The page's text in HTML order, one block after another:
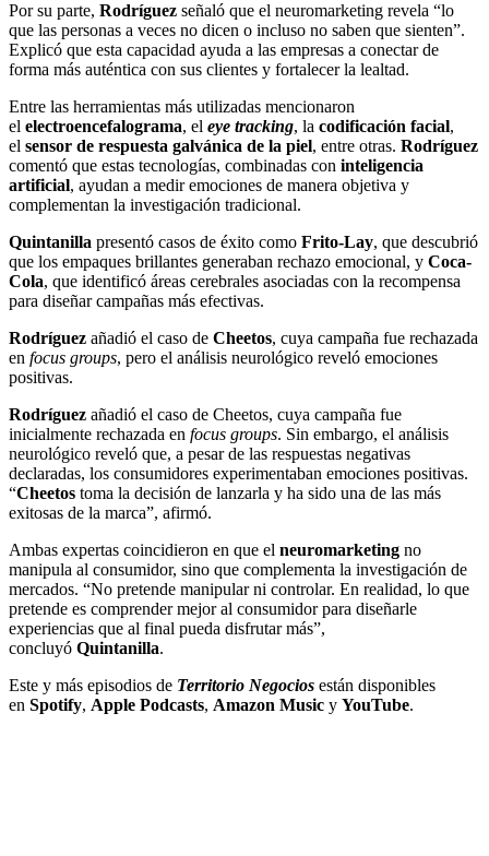
Por su parte, Rodríguez señaló que el neuromarketing revela “lo
que las personas a veces no dicen o incluso no saben que sienten”.
Explicó que esta capacidad ayuda a las empresas a conectar de
forma más auténtica con sus clientes y fortalecer la lealtad.
Entre las herramientas más utilizadas mencionaron
el electroencefalograma, el eye tracking, la codificación facial,
el sensor de respuesta galvánica de la piel, entre otras. Rodríguez
comentó que estas tecnologías, combinadas con inteligencia
artificial, ayudan a medir emociones de manera objetiva y
complementan la investigación tradicional.
Quintanilla presentó casos de éxito como Frito-Lay, que descubrió
que los empaques brillantes generaban rechazo emocional, y Coca-
Cola, que identificó áreas cerebrales asociadas con la recompensa
para diseñar campañas más efectivas.
Rodríguez añadió el caso de Cheetos, cuya campaña fue rechazada
en focus groups, pero el análisis neurológico reveló emociones
positivas.
Rodríguez añadió el caso de Cheetos, cuya campaña fue
inicialmente rechazada en focus groups. Sin embargo, el análisis
neurológico reveló que, a pesar de las respuestas negativas
declaradas, los consumidores experimentaban emociones positivas.
“Cheetos toma la decisión de lanzarla y ha sido una de las más
exitosas de la marca”, afirmó.
Ambas expertas coincidieron en que el neuromarketing no
manipula al consumidor, sino que complementa la investigación de
mercados. “No pretende manipular ni controlar. En realidad, lo que
pretende es comprender mejor al consumidor para diseñarle
experiencias que al final pueda disfrutar más”,
concluyó Quintanilla.
Este y más episodios de Territorio Negocios están disponibles
en Spotify, Apple Podcasts, Amazon Music y YouTube.